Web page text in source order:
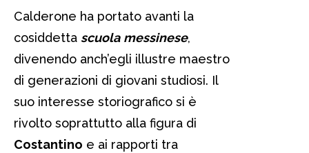
Calderone ha portato avanti la
cosiddetta scuola messinese,
divenendo anch’egli illustre maestro
di generazioni di giovani studiosi. Il
suo interesse storiografico si è
rivolto soprattutto alla figura di
Costantino e ai rapporti tra